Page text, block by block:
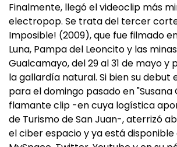
Finalmente, llegó el videoclip más
electropop. Se trata del tercer
Imposible! (2009), que fue filmado
Luna, Pampa del Leoncito y las
Gualcamayo, del 29 al 31 de mayo
la gallardía natural. Si bien su debut
para el domingo pasado en "Susana
flamante clip -en cuya logística
de Turismo de San Juan-, aterrizó
el ciber espacio y ya está disponible